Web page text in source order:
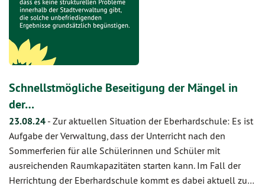
Schnellstmögliche Beseitigung der Mängel in
der…
23.08.24 - Zur aktuellen Situation der Eberhardschule: Es ist
Aufgabe der Verwaltung, dass der Unterricht nach den
Sommerferien für alle Schülerinnen und Schüler mit
ausreichenden Raumkapazitäten starten kann. Im Fall der
Herrichtung der Eberhardschule kommt es dabei aktuell zu…